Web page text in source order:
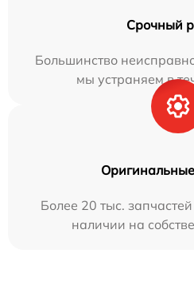
Срочный
Большинство
мы устраняем в
Более 20 тыс.
наличии на